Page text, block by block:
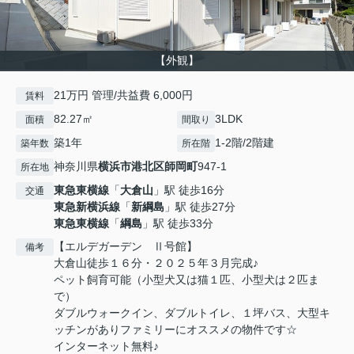
【外観】
賃料 21万円 管理/共益費 6,000円
面積 82.27㎡ 間取り 3LDK
築年数 築1年 所在階 1-2階/2階建
所在地 神奈川県横浜市港北区師岡町947-1
交通 東急東横線 「大倉山 」駅 徒歩16分
東急新横浜線 「新綱島 」駅 徒歩27分
東急東横線 「綱島 」駅 徒歩33分
備考
【エルデガーデン Ⅱ号館】
大倉山徒歩１６分・２０２５年３月完成♪
ペット飼育可能（小型犬又は猫１匹、小型犬は２匹ま
で）
ダブルウォークイン、ダブルトイレ、１坪バス、大型キ
ッチンがありファミリーにオススメの物件です☆
インターネット無料♪